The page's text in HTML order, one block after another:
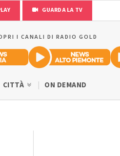
GUARDA LA TV
I CANALI DI RADIO GOLD
CITTÀ ON DEMAND